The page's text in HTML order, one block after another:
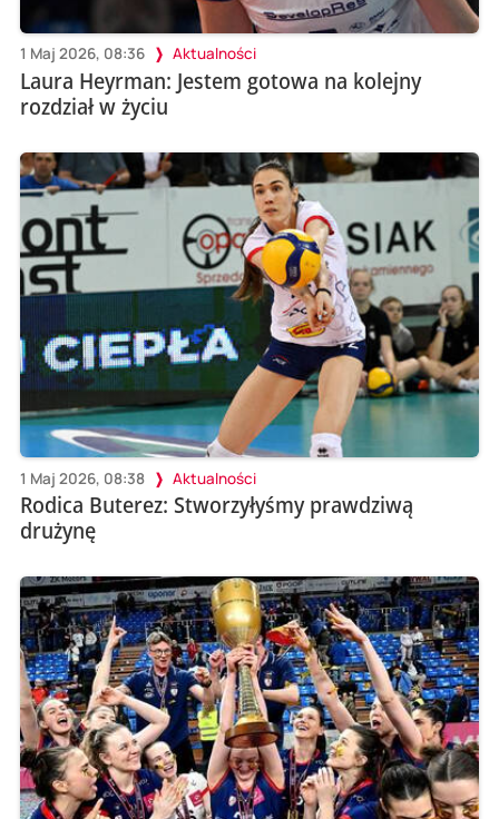
1 Maj 2026, 08:36 Aktualności
Laura Heyrman: Jestem gotowa na kolejny
rozdział w życiu
1 Maj 2026, 08:38 Aktualności
Rodica Buterez: Stworzyłyśmy prawdziwą
drużynę